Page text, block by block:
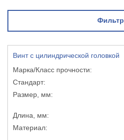
Фильтр
Винт с цилиндрической головкой